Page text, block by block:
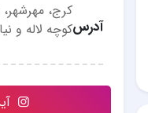
آدرس
کرج، مهرشهر،
کوچه لاله و